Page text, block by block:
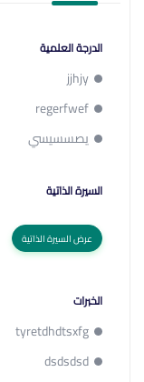
الدرجة العلمية
jjhjy
regerfwef
يصسسيسي
السيرة الذاتية
عرض السيرة الذاتية
الخبرات
tyretdhdtsxfg
dsdsdsd